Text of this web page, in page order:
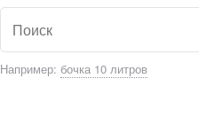
Например: бочка 10 литров